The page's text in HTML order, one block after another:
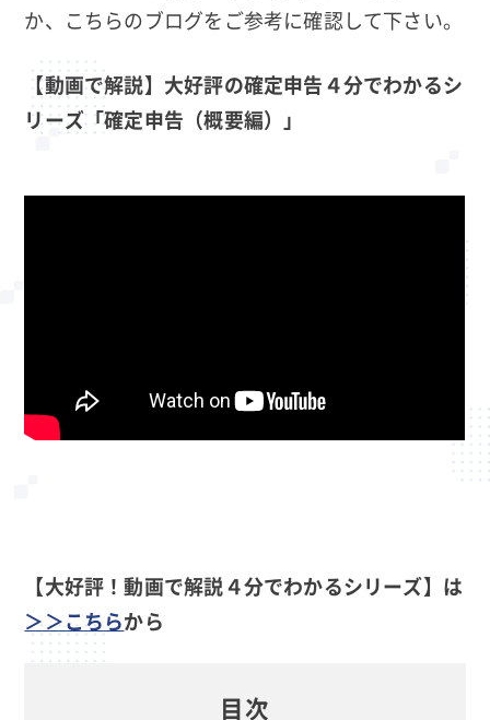
か、こちらのブログをご参考に確認して下さい。
【動画で解説】大好評の確定申告４分でわかるシ
リーズ「確定申告（概要編）」
【大好評！動画で解説４分でわかるシリーズ】は
＞＞こちらから
目次